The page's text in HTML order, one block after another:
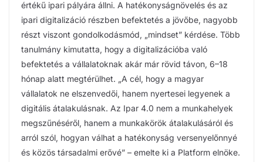
értékű ipari pályára állni. A hatékonyságnövelés és az
ipari digitalizáció részben befektetés a jövőbe, nagyobb
részt viszont gondolkodásmód, „mindset” kérdése. Több
tanulmány kimutatta, hogy a digitalizációba való
befektetés a vállalatoknak akár már rövid távon, 6–18
hónap alatt megtérülhet. „A cél, hogy a magyar
vállalatok ne elszenvedői, hanem nyertesei legyenek a
digitális átalakulásnak. Az Ipar 4.0 nem a munkahelyek
megszűnéséről, hanem a munkakörök átalakulásáról és
arról szól, hogyan válhat a hatékonyság versenyelőnnyé
és közös társadalmi erővé” – emelte ki a Platform elnöke.